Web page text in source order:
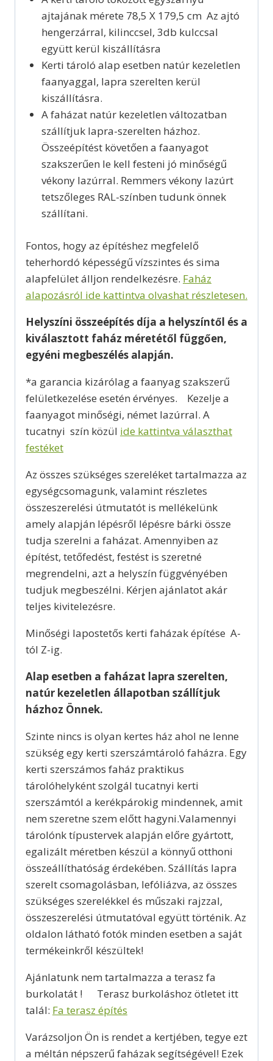
ajtajának mérete 78,5 X 179,5 cm Az ajtó
hengerzárral, kilinccsel, 3db kulccsal
együtt kerül kiszállításra
Kerti tároló alap esetben natúr kezeletlen
faanyaggal, lapra szerelten kerül
kiszállításra.
A faházat natúr kezeletlen változatban
szállítjuk lapra-szerelten házhoz.
Összeépítést követően a faanyagot
szakszerűen le kell festeni jó minőségű
vékony lazúrral. Remmers vékony lazúrt
tetszőleges RAL-színben tudunk önnek
szállítani.
Fontos, hogy az építéshez megfelelő
teherhordó képességű vízszintes és sima
alapfelület álljon rendelkezésre. Faház
alapozásról ide kattintva olvashat részletesen.
Helyszíni összeépítés díja a helyszíntől és a
kiválasztott faház méretétől függően,
egyéni megbeszélés alapján.
*a garancia kizárólag a faanyag szakszerű
felületkezelése esetén érvényes. Kezelje a
faanyagot minőségi, német lazúrral. A
tucatnyi szín közül ide kattintva választhat
festéket
Az összes szükséges szereléket tartalmazza az
egységcsomagunk, valamint részletes
összeszerelési útmutatót is mellékelünk
amely alapján lépésről lépésre bárki össze
tudja szerelni a faházat. Amennyiben az
építést, tetőfedést, festést is szeretné
megrendelni, azt a helyszín függvényében
tudjuk megbeszélni. Kérjen ajánlatot akár
teljes kivitelezésre.
Minőségi lapostetős kerti faházak építése A-
tól Z-ig.
Alap esetben a faházat lapra szerelten,
natúr kezeletlen állapotban szállítjuk
házhoz Önnek.
Szinte nincs is olyan kertes ház ahol ne lenne
szükség egy kerti szerszámtároló faházra. Egy
kerti szerszámos faház praktikus
tárolóhelyként szolgál tucatnyi kerti
szerszámtól a kerékpárokig mindennek, amit
nem szeretne szem előtt hagyni.Valamennyi
tárolónk típustervek alapján előre gyártott,
egalizált méretben készül a könnyű otthoni
összeállíthatóság érdekében. Szállítás lapra
szerelt csomagolásban, lefóliázva, az összes
szükséges szerelékkel és műszaki rajzzal,
összeszerelési útmutatóval együtt történik. Az
oldalon látható fotók minden esetben a saját
termékeinkről készültek!
Ajánlatunk nem tartalmazza a terasz fa
burkolatát ! Terasz burkoláshoz ötletet itt
talál: Fa terasz építés
Varázsoljon Ön is rendet a kertjében, tegye ezt
a méltán népszerű faházak segítségével! Ezek